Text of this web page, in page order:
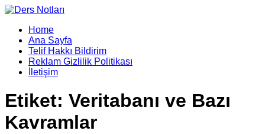
Home
Ana Sayfa
Telif Hakkı Bildirim
Reklam Gizlilik Politikası
İletişim
Etiket: Veritabanı ve Bazı
Kavramlar